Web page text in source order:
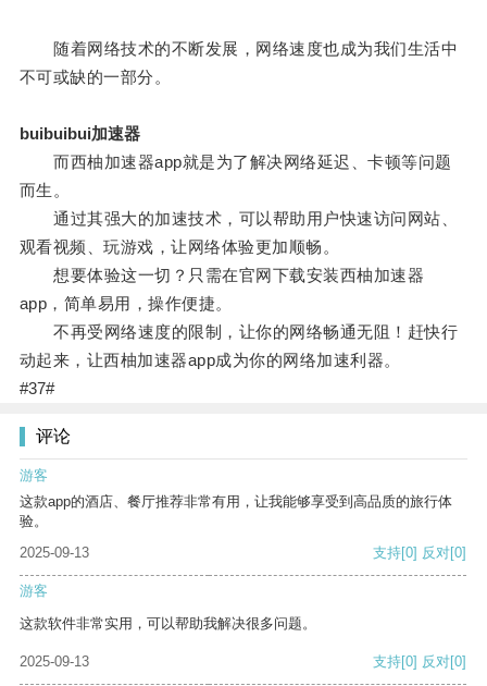
随着网络技术的不断发展，网络速度也成为我们生活中
不可或缺的一部分。
buibuibui加速器
而西柚加速器app就是为了解决网络延迟、卡顿等问题
而生。
通过其强大的加速技术，可以帮助用户快速访问网站、
观看视频、玩游戏，让网络体验更加顺畅。
想要体验这一切？只需在官网下载安装西柚加速器
app，简单易用，操作便捷。
不再受网络速度的限制，让你的网络畅通无阻！赶快行
动起来，让西柚加速器app成为你的网络加速利器。
#37#
评论
游客
这款app的酒店、餐厅推荐非常有用，让我能够享受到高品质的旅行体
验。
2025-09-13
支持[0] 反对[0]
游客
这款软件非常实用，可以帮助我解决很多问题。
2025-09-13 支持[0] 反对[0]